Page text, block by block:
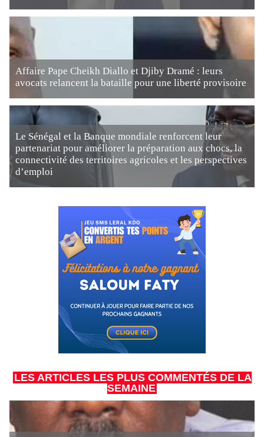
Affaire Pape Cheikh Diallo et Djiby Dramé : leurs
avocats relancent la bataille pour une liberté provisoire
Le Sénégal et la Banque mondiale renforcent leur
partenariat pour améliorer la préparation aux chocs, la
connectivité des territoires agricoles et les perspectives
d’emploi
LES ARTICLES LES PLUS COMMENTÉS DE LA
SEMAINE